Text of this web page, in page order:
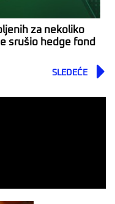
za nekoliko
srušio hedge fond
SLEDEĆE